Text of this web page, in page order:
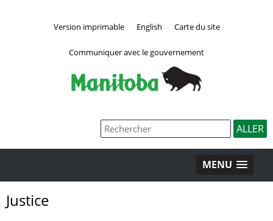
Version imprimable English Carte du site
Communiquer avec le gouvernement
MENU
Justice